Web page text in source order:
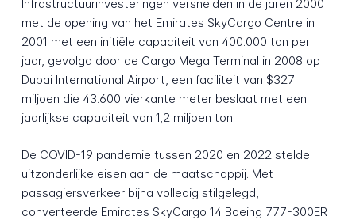
Infrastructuurinvesteringen versnelden in de jaren 2000
met de opening van het Emirates SkyCargo Centre in
2001 met een initiële capaciteit van 400.000 ton per
jaar, gevolgd door de Cargo Mega Terminal in 2008 op
Dubai International Airport, een faciliteit van $327
miljoen die 43.600 vierkante meter beslaat met een
jaarlijkse capaciteit van 1,2 miljoen ton.
De COVID-19 pandemie tussen 2020 en 2022 stelde
uitzonderlijke eisen aan de maatschappij. Met
passagiersverkeer bijna volledig stilgelegd,
converteerde Emirates SkyCargo 14 Boeing 777-300ER